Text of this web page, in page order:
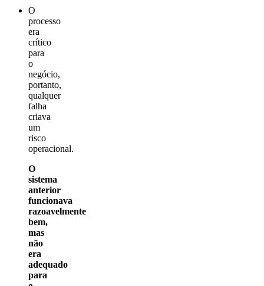
O
processo
era
crítico
para
o
negócio,
portanto,
qualquer
falha
criava
um
risco
operacional.
O
sistema
anterior
funcionava
razoavelmente
bem,
mas
não
era
adequado
para